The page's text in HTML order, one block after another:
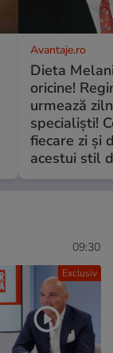
Avantaje.ro
Dieta
oricine!
urmează
specialiști!
fiecare zi și
acestui stil
Exclusiv
09:30